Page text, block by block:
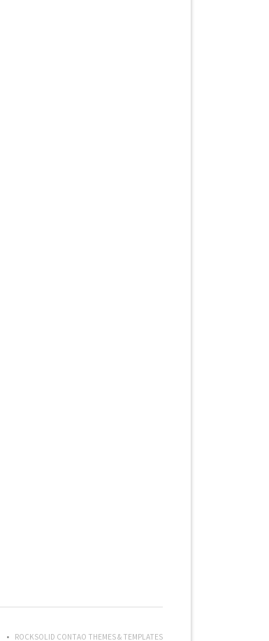
ROCKSOLID CONTAO THEMES & TEMPLATES